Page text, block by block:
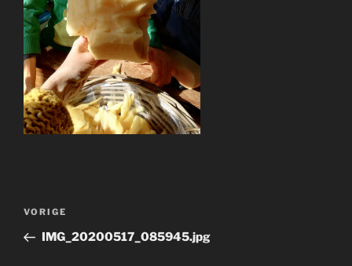
Bericht
Vorig
bericht
VORIGE
IMG_20200517_085945.jpg